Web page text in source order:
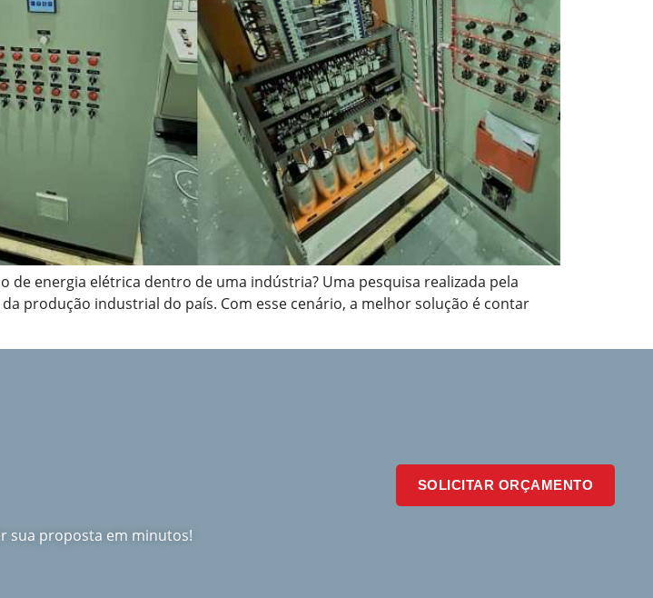
energia elétrica dentro de uma indústria? Uma pesquisa realizada pela
produção industrial do país. Com esse cenário, a melhor solução é contar
sua proposta em minutos!
SOLICITAR ORÇAMENTO